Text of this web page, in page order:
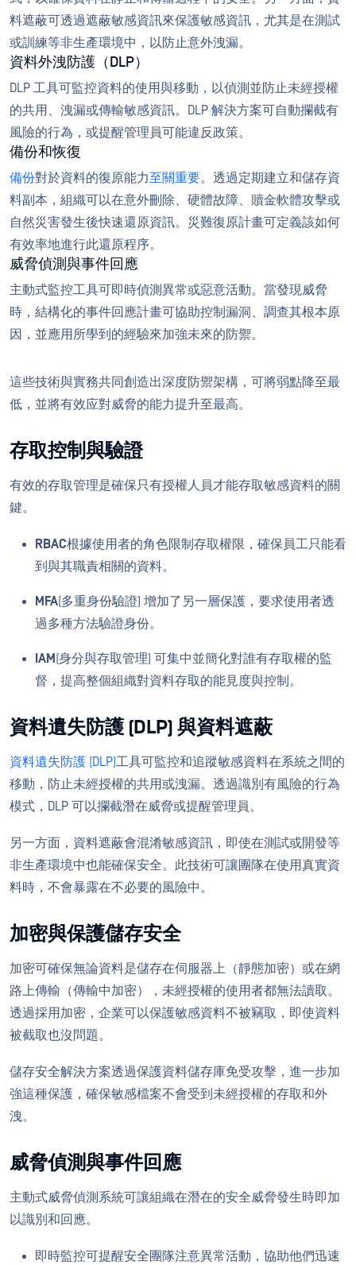
料遮蔽可透過遮蔽敏感資訊來保護敏感資訊，尤其是在測試
或訓練等非生產環境中，以防止意外洩漏。
資料外洩防護（DLP）
DLP 工具可監控資料的使用與移動，以偵測並防止未經授權
的共用、洩漏或傳輸敏感資訊。DLP 解決方案可自動攔截有
風險的行為，或提醒管理員可能違反政策。
備份和恢復
備份對於資料的復原能力至關重要。透過定期建立和儲存資
料副本，組織可以在意外刪除、硬體故障、贖金軟體攻擊或
自然災害發生後快速還原資訊。災難復原計畫可定義該如何
有效率地進行此還原程序。
威脅偵測與事件回應
主動式監控工具可即時偵測異常或惡意活動。當發現威脅
時，結構化的事件回應計畫可協助控制漏洞、調查其根本原
因，並應用所學到的經驗來加強未來的防禦。
這些技術與實務共同創造出深度防禦架構，可將弱點降至最
低，並將有效应對威脅的能力提升至最高。
存取控制與驗證
有效的存取管理是確保只有授權人員才能存取敏感資料的關
鍵。
RBAC根據使用者的角色限制存取權限，確保員工只能看
到與其職責相關的資料。
MFA(多重身份驗證) 增加了另一層保護，要求使用者透
過多種方法驗證身份。
IAM (身分與存取管理) 可集中並簡化對誰有存取權的監
督，提高整個組織對資料存取的能見度與控制。
資料遺失防護 (DLP) 與資料遮蔽
資料遺失防護 (DLP)工具可監控和追蹤敏感資料在系統之間的
移動，防止未經授權的共用或洩漏。透過識別有風險的行為
模式，DLP 可以攔截潛在威脅或提醒管理員。
另一方面，資料遮蔽會混淆敏感資訊，即使在測試或開發等
非生產環境中也能確保安全。此技術可讓團隊在使用真實資
料時，不會暴露在不必要的風險中。
加密與保護儲存安全
加密可確保無論資料是儲存在伺服器上（靜態加密）或在網
路上傳輸（傳輸中加密），未經授權的使用者都無法讀取。
透過採用加密，企業可以保護敏感資料不被竊取，即使資料
被截取也沒問題。
儲存安全解決方案透過保護資料儲存庫免受攻擊，進一步加
強這種保護，確保敏感檔案不會受到未經授權的存取和外
洩。
威脅偵測與事件回應
主動式威脅偵測系統可讓組織在潛在的安全威脅發生時即加
以識別和回應。
即時監控可提醒安全團隊注意異常活動，協助他們迅速